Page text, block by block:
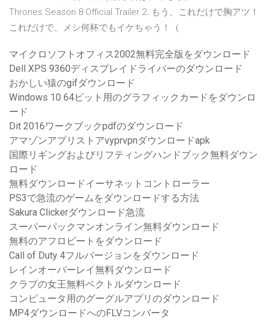
Thrones Season 8 Official Trailer 2. もう、これだけで胸アツ！
これだけで、メシ何杯でもイケちゃう！（
マイクロソフトオフィス2002無料完全版をダウンロード
Dell XPS 9360ディスプレイドライバーのダウンロード
おかしい猿のgifダウンロード
Windows 10 64ビット用のグラフィックカードをダウンロ
ード
Dit 2016ワークブックpdfのダウンロード
アマゾンアプリストアvyprvpnダウンロードapk
国際リギングおよびリフティングハンドブック無料ダウン
ロード
無料ダウンロードイーサネットコントローラー
PS3で急流のゲームをダウンロードする方法
Sakura Clickerダウンロード急流
スーパーパックマンオンライン無料ダウンロード
無料のアフロビートをダウンロード
Call of Duty 4フルバージョンをダウンロード
レインオーバーレイ無料ダウンロード
クラブの女王無料ベクトルダウンロード
コンピュータ用のグーグルアプリのダウンロード
MP4ダウンロードへのFLVコンバータ